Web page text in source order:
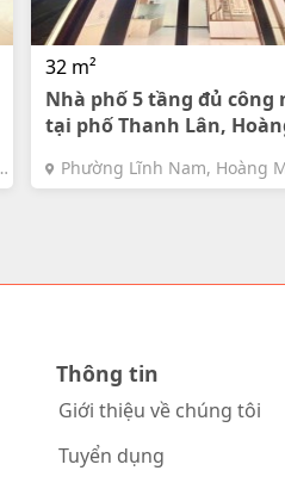
32 m²
Nhà phố 5 tầng đủ công
tại phố Thanh Lân,
Phường Lĩnh Nam, Hoàng
Nội
Thông tin
Giới thiệu về chúng tôi
Tuyển dụng